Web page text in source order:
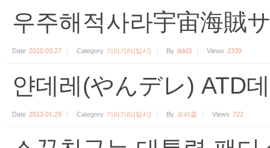
우주해적사라宇宙海賊
Date 2010.03.27 Category 기리기리(임시) By ddd3 Views 2339
얀데레(やんデレ) ATD
Date 2013.01.29 Category 기리기리(임시) By 프리즘 Views 722